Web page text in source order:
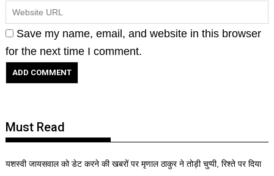
Save my name, email, and website in this browser
for the next time I comment.
Must Read
यशस्वी जायसवाल को डेट करने की खबरों पर मृणाल ठाकुर ने तोड़ी चुप्पी, रिश्ते पर दिया